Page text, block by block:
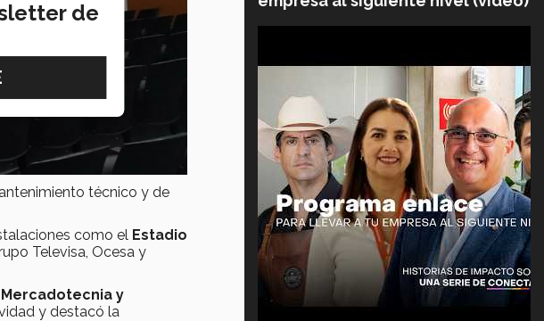
técnico y de
como el Estadio
Televisa, Ocesa y
Mercadotecnia y
y destacó la
de